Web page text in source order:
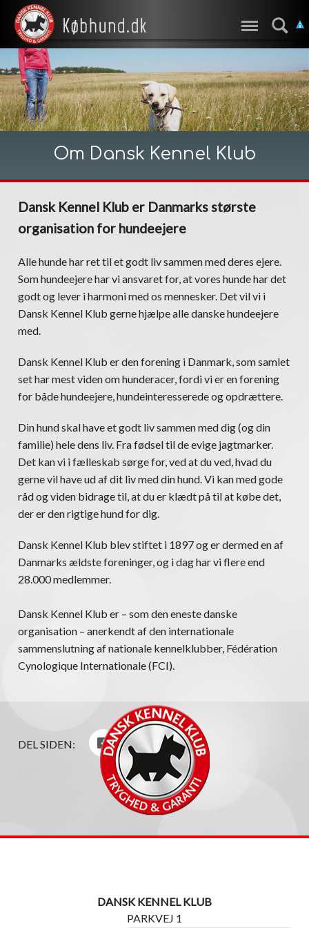
Om Dansk Kennel Klub
Dansk Kennel Klub er Danmarks største
organisation for hundeejere
Alle hunde har ret til et godt liv sammen med deres ejere.
Som hundeejere har vi ansvaret for, at vores hunde har det
godt og lever i harmoni med os mennesker. Det vil vi i
Dansk Kennel Klub gerne hjælpe alle danske hundeejere
med.
Dansk Kennel Klub er den forening i Danmark, som samlet
set har mest viden om hunderacer, fordi vi er en forening
for både hundeejere, hundeinteresserede og opdrættere.
Din hund skal have et godt liv sammen med dig (og din
familie) hele dens liv. Fra fødsel til de evige jagtmarker.
Det kan vi i fælleskab sørge for, ved at du ved, hvad du
gerne vil have ud af dit liv med din hund. Vi kan med gode
råd og viden bidrage til, at du er klædt på til at købe det,
der er den rigtige hund for dig.
Dansk Kennel Klub blev stiftet i 1897 og er dermed en af
Danmarks ældste foreninger, og i dag har vi flere end
28.000 medlemmer.
Dansk Kennel Klub er – som den eneste danske
organisation – anerkendt af den internationale
sammenslutning af nationale kennelklubber, Fédération
Cynologique Internationale (FCI).
DEL SIDEN:
DANSK KENNEL KLUB
PARKVEJ 1